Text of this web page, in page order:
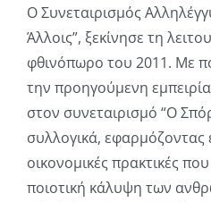
Ο Συνεταιρισμός
Άλλοις”, ξεκίνησε τη
φθινόπωρο του 2011. Με
την προηγούμενη
στον συνεταιρισμό “Ο
συλλογικά, εφαρμόζοντας
οικονομικές πρακτικές
ποιοτική κάλυψη των